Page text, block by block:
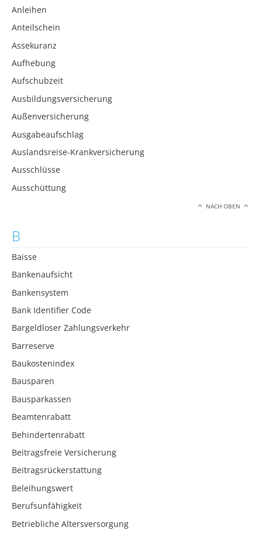
Anleihen
Anteilschein
Assekuranz
Aufhebung
Aufschubzeit
Ausbildungsversicherung
Außenversicherung
Ausgabeaufschlag
Auslandsreise-Krankversicherung
Ausschlüsse
Ausschüttung
NACH OBEN
B
Baisse
Bankenaufsicht
Bankensystem
Bank Identifier Code
Bargeldloser Zahlungsverkehr
Barreserve
Baukostenindex
Bausparen
Bausparkassen
Beamtenrabatt
Behindertenrabatt
Beitragsfreie Versicherung
Beitragsrückerstattung
Beleihungswert
Berufsunfähigkeit
Betriebliche Altersversorgung